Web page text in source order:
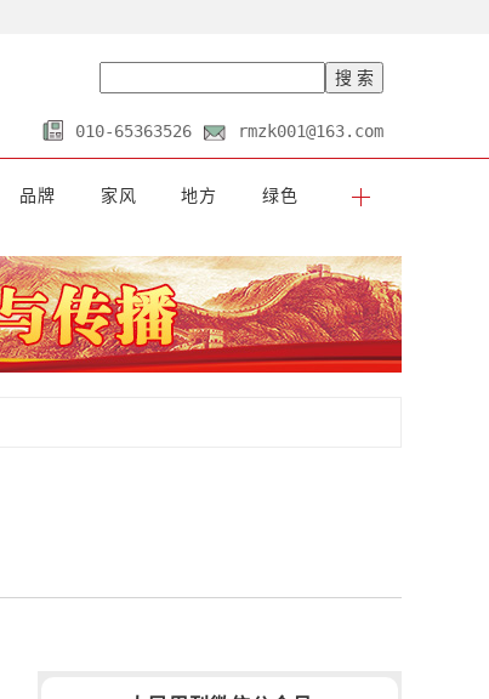
010-65363526 rmzk001@163.com
品牌 家风 地方 绿色